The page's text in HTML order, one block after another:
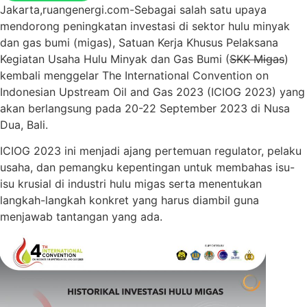
Jakarta,ruangenergi.com-Sebagai salah satu upaya
mendorong peningkatan investasi di sektor hulu minyak
dan gas bumi (migas), Satuan Kerja Khusus Pelaksana
Kegiatan Usaha Hulu Minyak dan Gas Bumi (SKK Migas)
kembali menggelar The International Convention on
Indonesian Upstream Oil and Gas 2023 (ICIOG 2023) yang
akan berlangsung pada 20-22 September 2023 di Nusa
Dua, Bali.
ICIOG 2023 ini menjadi ajang pertemuan regulator, pelaku
usaha, dan pemangku kepentingan untuk membahas isu-
isu krusial di industri hulu migas serta menentukan
langkah-langkah konkret yang harus diambil guna
menjawab tantangan yang ada.